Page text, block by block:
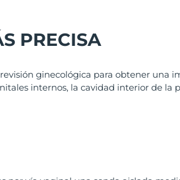
PRECISA
ginecológica para obtener una
internos, la cavidad interior de la